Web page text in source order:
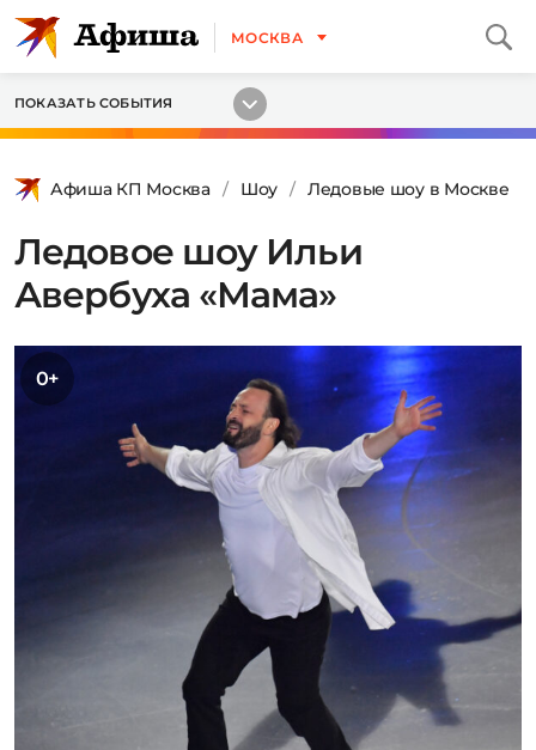
МОСКВА
ПОКАЗАТЬ СОБЫТИЯ
Афиша КП Москва Шоу Ледовые шоу в Москве
Ледовое шоу Ильи
Авербуха «Мама»
0+